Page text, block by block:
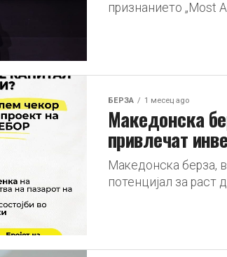
признанието „Most
БЕРЗА 1 месец ago
Македонска
привлечат
Македонска берза,
потенцијал за раст